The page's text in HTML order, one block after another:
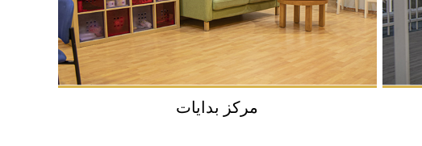
مركز بدايات
مرصد القاسمي للفلك وعلوم الفضاء
أكاديمية القاسمي